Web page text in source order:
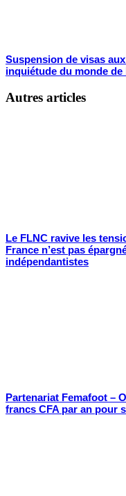
Suspension de visas
inquiétude du monde de
Autres articles
Le FLNC ravive les
France n’est pas
indépendantistes
Partenariat Femafoot –
francs CFA par an pour